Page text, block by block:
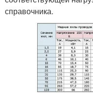
справочника.